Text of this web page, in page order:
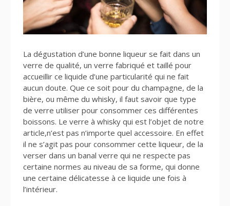
La dégustation d’une bonne liqueur se fait dans un
verre de qualité, un verre fabriqué et taillé pour
accueillir ce liquide d’une particularité qui ne fait
aucun doute. Que ce soit pour du champagne, de la
bière, ou même du whisky, il faut savoir que type
de verre utiliser pour consommer ces différentes
boissons. Le verre à whisky qui est l’objet de notre
article,n’est pas n’importe quel accessoire. En effet
il ne s’agit pas pour consommer cette liqueur, de la
verser dans un banal verre qui ne respecte pas
certaine normes au niveau de sa forme, qui donne
une certaine délicatesse à ce liquide une fois à
l’intérieur.